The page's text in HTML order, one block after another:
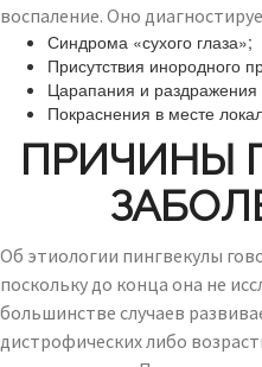
воспаление. Оно
Синдрома «сухого глаза»;
Присутствия инородного
Царапания и
Покраснения в месте
ПРИЧИНЫ
Об этиологии пингвекулы
поскольку до конца она не
большинстве случаев
дистрофических либо